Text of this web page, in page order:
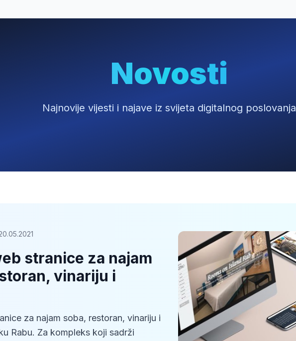
Novosti
Najnovije vijesti i najave iz svijeta digitalnog poslovanja
stranice za najam
vinariju i
za najam soba, restoran, vinariju i
Rabu. Za kompleks koji sadrži